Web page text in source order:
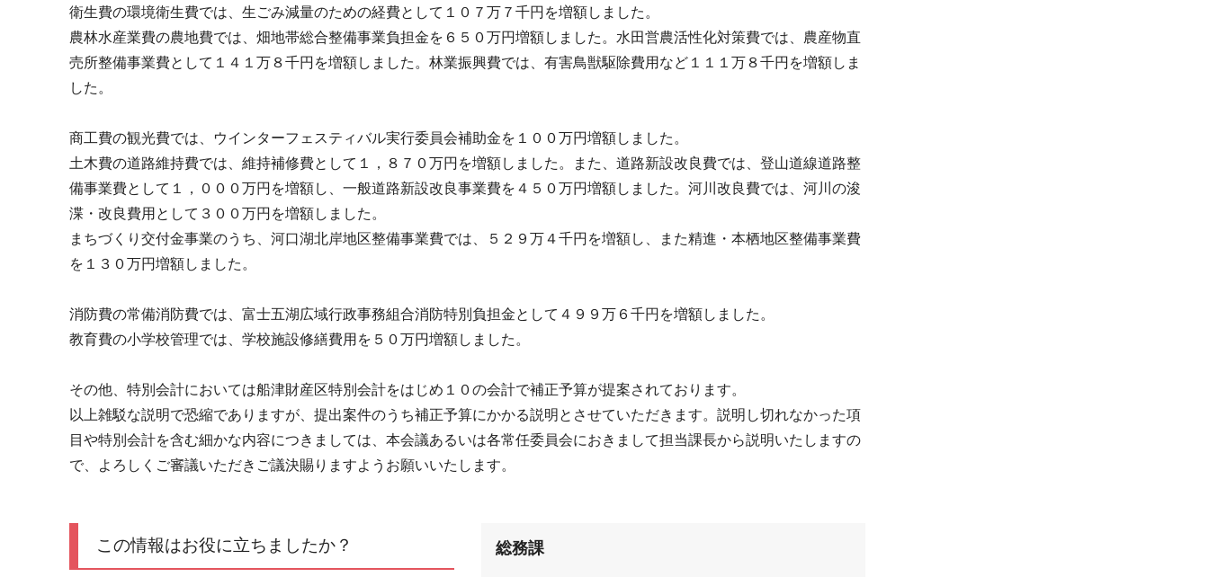
衛生費の環境衛生費では、生ごみ減量のための経費として１０７万７千円を増額しました。
農林水産業費の農地費では、畑地帯総合整備事業負担金を６５０万円増額しました。水田営農活性化対策費では、農産物直
売所整備事業費として１４１万８千円を増額しました。林業振興費では、有害鳥獣駆除費用など１１１万８千円を増額しま
した。
商工費の観光費では、ウインターフェスティバル実行委員会補助金を１００万円増額しました。
土木費の道路維持費では、維持補修費として１，８７０万円を増額しました。また、道路新設改良費では、登山道線道路整
備事業費として１，０００万円を増額し、一般道路新設改良事業費を４５０万円増額しました。河川改良費では、河川の浚
渫・改良費用として３００万円を増額しました。
まちづくり交付金事業のうち、河口湖北岸地区整備事業費では、５２９万４千円を増額し、また精進・本栖地区整備事業費
を１３０万円増額しました。
消防費の常備消防費では、富士五湖広域行政事務組合消防特別負担金として４９９万６千円を増額しました。
教育費の小学校管理では、学校施設修繕費用を５０万円増額しました。
その他、特別会計においては船津財産区特別会計をはじめ１０の会計で補正予算が提案されております。
以上雑駁な説明で恐縮でありますが、提出案件のうち補正予算にかかる説明とさせていただきます。説明し切れなかった項
目や特別会計を含む細かな内容につきましては、本会議あるいは各常任委員会におきまして担当課長から説明いたしますの
で、よろしくご審議いただきご議決賜りますようお願いいたします。
この情報はお役に立ちましたか？ 総務課